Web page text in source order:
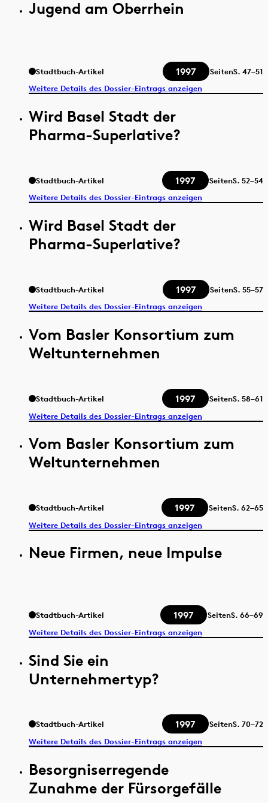
Jugend am Oberrhein
Stadtbuch-Artikel 1997 SeitenS. 47–51
Weitere Details des Dossier-Eintrags anzeigen
Wird Basel Stadt der
Pharma-Superlative?
Stadtbuch-Artikel 1997 SeitenS. 52–54
Weitere Details des Dossier-Eintrags anzeigen
Wird Basel Stadt der
Pharma-Superlative?
Stadtbuch-Artikel 1997 SeitenS. 55–57
Weitere Details des Dossier-Eintrags anzeigen
Vom Basler Konsortium zum
Weltunternehmen
Stadtbuch-Artikel 1997 SeitenS. 58–61
Weitere Details des Dossier-Eintrags anzeigen
Vom Basler Konsortium zum
Weltunternehmen
Stadtbuch-Artikel 1997 SeitenS. 62–65
Weitere Details des Dossier-Eintrags anzeigen
Neue Firmen, neue Impulse
Stadtbuch-Artikel 1997 SeitenS. 66–69
Weitere Details des Dossier-Eintrags anzeigen
Sind Sie ein
Unternehmertyp?
Stadtbuch-Artikel 1997 SeitenS. 70–72
Weitere Details des Dossier-Eintrags anzeigen
Besorgniserregende
Zunahme der Fürsorgefälle